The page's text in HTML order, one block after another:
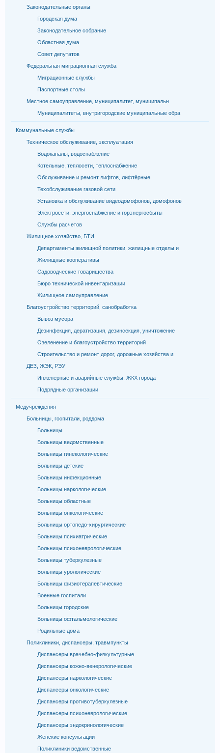
Законодательные органы
Городская дума
Законодательное собрание
Областная дума
Совет депутатов
Федеральная миграционная служба
Миграционные службы
Паспортные столы
Местное самоуправление, муниципалитет, муниципальн
Муниципалитеты, внутригородские муниципальные обра
Коммунальные службы
Техническое обслуживание, эксплуатация
Водоканалы, водоснабжение
Котельные, теплосети, теплоснабжение
Обслуживание и ремонт лифтов, лифтёрные
Техобслуживание газовой сети
Установка и обслуживание видеодомофонов, домофонов
Электросети, энергоснабжение и горэнергосбыты
Службы расчетов
Жилищное хозяйство, БТИ
Департаменты жилищной политики, жилищные отделы и
Жилищные кооперативы
Садоводческие товарищества
Бюро технической инвентаризации
Жилищное самоуправление
Благоустройство территорий, санобработка
Вывоз мусора
Дезинфекция, дератизация, дезинсекция, уничтожение
Озеленение и благоустройство территорий
Строительство и ремонт дорог, дорожные хозяйства и
ДЕЗ, ЖЭК, РЭУ
Инженерные и аварийные службы, ЖКХ города
Подрядные организации
Медучреждения
Больницы, госпитали, роддома
Больницы
Больницы ведомственные
Больницы гинекологические
Больницы детские
Больницы инфекционные
Больницы наркологические
Больницы областные
Больницы онкологические
Больницы ортопедо-хирургические
Больницы психиатрические
Больницы психоневрологические
Больницы туберкулезные
Больницы урологические
Больницы физиотерапевтические
Военные госпитали
Больницы городские
Больницы офтальмологические
Родильные дома
Поликлиники, диспансеры, травмпункты
Диспансеры врачебно-физкультурные
Диспансеры кожно-венерологические
Диспансеры наркологические
Диспансеры онкологические
Диспансеры противотуберкулезные
Диспансеры психоневрологические
Диспансеры эндокринологические
Женские консультации
Поликлиники ведомственные